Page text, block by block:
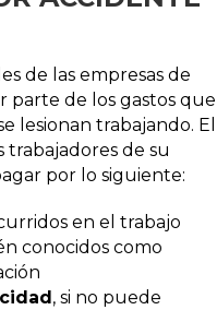
de las empresas de
parte de los gastos que
lesionan trabajando. El
trabajadores de su
por lo siguiente:
en el trabajo
conocidos como
, si no puede